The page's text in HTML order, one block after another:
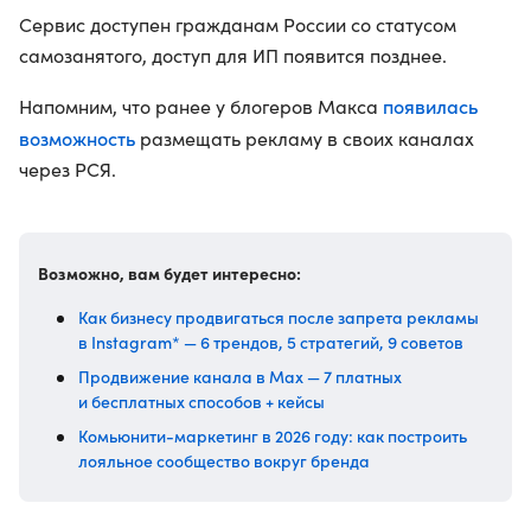
Сервис доступен гражданам России со статусом
самозанятого, доступ для ИП появится позднее.
Напомним, что ранее у блогеров Макса появилась
возможность размещать рекламу в своих каналах
через РСЯ.
Возможно, вам будет интересно:
Как бизнесу продвигаться после запрета рекламы
в Instagram* — 6 трендов, 5 стратегий, 9 советов
Продвижение канала в Max — 7 платных
и бесплатных способов + кейсы
Комьюнити-маркетинг в 2026 году: как построить
лояльное сообщество вокруг бренда